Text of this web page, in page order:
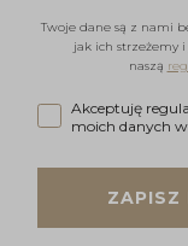
Twoje dane są z nami
jak ich strzeżemy
naszą
Akceptuję
Akceptuję
moich danych
ZAPISZ